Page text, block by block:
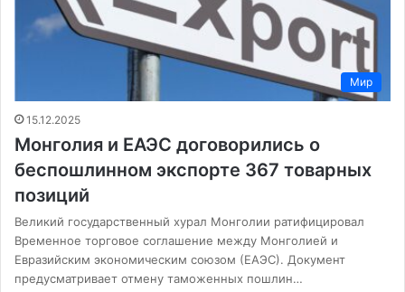
Мир
15.12.2025
Монголия и ЕАЭС договорились о
беспошлинном экспорте 367 товарных
позиций
Великий государственный хурал Монголии ратифицировал
Временное торговое соглашение между Монголией и
Евразийским экономическим союзом (ЕАЭС). Документ
предусматривает отмену таможенных пошлин…